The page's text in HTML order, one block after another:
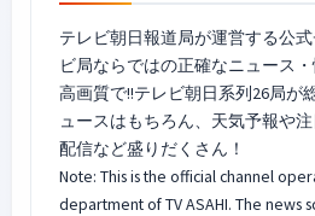
テレビ朝日報道局が運営する公
ビ局ならではの正確なニュース
高画質で!!テレビ朝日系列26局が
ュースはもちろん、天気予報や
配信など盛りだくさん！
Note: This is the official channel
department of TV ASAHI. The news